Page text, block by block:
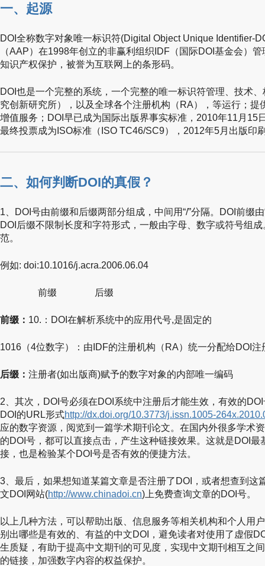
一、起源
DOI全称数字对象唯一标识符(Digital Object Unique Identifier-
（AAP）在1998年创立的非赢利组织IDF（国际DOI基金会）
知识产权保护，被誉为互联网上的条形码。
DOI也是一个完整的系统，一个完整的唯一标识符管理、技术
究创新研究所），以及全球各个注册机构（RA），等运行；提
增值服务；DOI早已成为国际出版界事实标准，2010年11月15
最终投票成为ISO标准（ISO TC46/SC9），2012年5月出版印
二、如何判断DOI的真假？
1、DOI号由前缀和后缀两部分组成，中间用“/”分隔。DOI前缀
DOI后缀不限制长度和字符形式，一般由字母、数字或符号组
范。
例如: doi:10.1016/j.acra.2006.06.04
前缀 后缀
前缀： 10.：DOI在解析系统中的应用代号,是固定的
1016（4位数字）：由IDF的注册机构（RA）统一分配给DOI注
后缀： 注册者(如出版商)赋予的数字对象的内部唯一编码
2、其次，DOI号必须在DOI系统中注册后才能生效，有效的
DOI的URL形式http://dx.doi.org/10.3773/j.issn.1005-
应的数字资源，阅览到一篇学术期刊论文。在国内外很多学术
的DOI号，都可以直接点击，产生这种链接效果。这就是DOI
接，也是检验某个DOI号是否有效的便捷方法。
3、最后，如果想知道某篇文章是否注册了DOI，或者想查到这
文DOI网站(http://www.chinadoi.cn)上免费查询文章的DOI号。
以上几种方法，可以帮助出版、信息服务等相关机构和个人用
别出哪些是有效的、有益的中文DOI，避免读者对使用了虚假
生质疑，有助于提高中文期刊的可见度，实现中文期刊相互之
的链接，加强数字内容的权益保护。